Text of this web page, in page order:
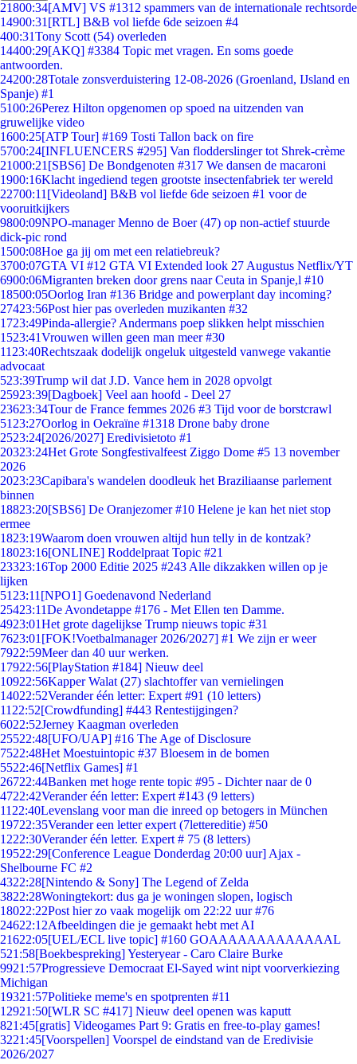
21800:34[AMV] VS #1312 spammers van de internationale rechtsorde
14900:31 [RTL] B&B vol liefde 6de seizoen #4
400:31Tony Scott (54) overleden
14400:29[AKQ] #3384 Topic met vragen. En soms goede
antwoorden.
24200:28Totale zonsverduistering 12-08-2026 (Groenland, IJsland en
Spanje) #1
5100:26Perez Hilton opgenomen op spoed na uitzenden van
gruwelijke video
1600:25[ATP Tour] #169 Tosti Tallon back on fire
5700:24[INFLUENCERS #295] Van flodderslinger tot Shrek-crème
21000:21 [SBS6] De Bondgenoten #317 We dansen de macaroni
1900:16Klacht ingediend tegen grootste insectenfabriek ter wereld
22700:11 [Videoland] B&B vol liefde 6de seizoen #1 voor de
vooruitkijkers
9800:09NPO-manager Menno de Boer (47) op non-actief stuurde
dick-pic rond
1500:08Hoe ga jij om met een relatiebreuk?
3700:07GTA VI #12 GTA VI Extended look 27 Augustus Netflix/YT
6900:06Migranten breken door grens naar Ceuta in Spanje,l #10
18500:05Oorlog Iran #136 Bridge and powerplant day incoming?
27423:56Post hier pas overleden muzikanten #32
1723:49Pinda-allergie? Andermans poep slikken helpt misschien
1523:41Vrouwen willen geen man meer #30
11 23:40Rechtszaak dodelijk ongeluk uitgesteld vanwege vakantie
advocaat
523:39Trump wil dat J.D. Vance hem in 2028 opvolgt
25923:39[Dagboek] Veel aan hoofd - Deel 27
23623:34Tour de France femmes 2026 #3 Tijd voor de borstcrawl
51 23:27Oorlog in Oekraïne #1318 Drone baby drone
2523:24[2026/2027] Eredivisietoto #1
20323:24Het Grote Songfestivalfeest Ziggo Dome #5 13 november
2026
2023:23Capibara's wandelen doodleuk het Braziliaanse parlement
binnen
18823:20[SBS6] De Oranjezomer #10 Helene je kan het niet stop
ermee
1823:19Waarom doen vrouwen altijd hun telly in de kontzak?
18023:16[ONLINE] Roddelpraat Topic #21
23323:16Top 2000 Editie 2025 #243 Alle dikzakken willen op je
lijken
51 23:11 [NPO1] Goedenavond Nederland
25423:11De Avondetappe #176 - Met Ellen ten Damme.
4923:01Het grote dagelijkse Trump nieuws topic #31
7623:01 [FOK!Voetbalmanager 2026/2027] #1 We zijn er weer
7922:59Meer dan 40 uur werken.
17922:56[PlayStation #184] Nieuw deel
10922:56Kapper Walat (27) slachtoffer van vernielingen
14022:52Verander één letter: Expert #91 (10 letters)
11 22:52[Crowdfunding] #443 Rentestijgingen?
6022:52Jerney Kaagman overleden
25522:48[UFO/UAP] #16 The Age of Disclosure
7522:48Het Moestuintopic #37 Bloesem in de bomen
5522:46[Netflix Games] #1
26722:44Banken met hoge rente topic #95 - Dichter naar de 0
4722:42Verander één letter: Expert #143 (9 letters)
11 22:40Levenslang voor man die inreed op betogers in München
19722:35Verander een letter expert (7lettereditie) #50
1222:30Verander één letter. Expert # 75 (8 letters)
19522:29[Conference League Donderdag 20:00 uur] Ajax -
Shelbourne FC #2
4322:28[Nintendo & Sony] The Legend of Zelda
3822:28Woningtekort: dus ga je woningen slopen, logisch
18022:22Post hier zo vaak mogelijk om 22:22 uur #76
24622:12Afbeeldingen die je gemaakt hebt met AI
21622:05[UEL/ECL live topic] #160 GOAAAAAAAAAAAAAL
521:58[Boekbespreking] Yesteryear - Caro Claire Burke
9921:57Progressieve Democraat El-Sayed wint nipt voorverkiezing
Michigan
19321:57Politieke meme's en spotprenten #11
12921:50[WLR SC #417] Nieuw deel openen was kaputt
821:45[gratis] Videogames Part 9: Gratis en free-to-play games!
3221:45[Voorspellen] Voorspel de eindstand van de Eredivisie
2026/2027